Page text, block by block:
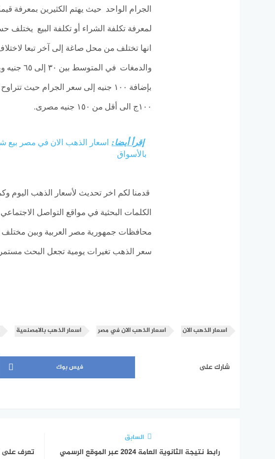
الجرام الواحد حيث يهتم الكثيرين بمعرفة
لمعرفة تكلفة الشراء أو تكلفة البيع
انها تختلف من محل صاغة إلى آخر تبعا
بإضافة ١٠٠ جنيه إلى سعر الجرام حيث
١٠٠ج الى أقل من ١٥٠ جنيه مصرى.
إقرأ أيضا:
بالأسواق
محافظات جمهورية مصر العربية وبين
سعر الذهب تغيرات يومية تجعل البحث
اسعار الذهب الان اسعار الذهب الان في مصر اسعار الذهب بالامصنعية
شارك على فيس بوك
السابق
رابط نتيجة الثانوية العامة 2024 عبر الموقع الرسمي
تعرف على